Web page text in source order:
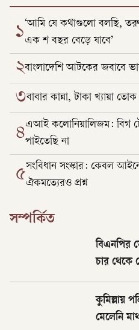
১‘আমি যে কথাগুলো বলছি,
এক শ বছর বেড়ে যাবে’
২বাংলাদেশি আটকের জবাবে
৩বাবার কান্না, টাকা খ্যায়া
৪এআই কলোনিয়ালিজম: বিগ
পাইতেছি না
৫সংবিধান সংস্কার: কেবল
ঐকমত্যেরও প্রশ্ন
সম্পর্কিত
বিএনপির
চার থেকে
কুমিল্লায়
মেলেনি